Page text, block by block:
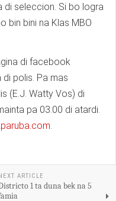
di seleccion. Si bo logra
bin bini na Klas MBO
di facebook
polis. Pa mas
(E.J. Watty Vos) di
pa 03:00 di atardi.
ARTICLE
1 ta duna bek na 5